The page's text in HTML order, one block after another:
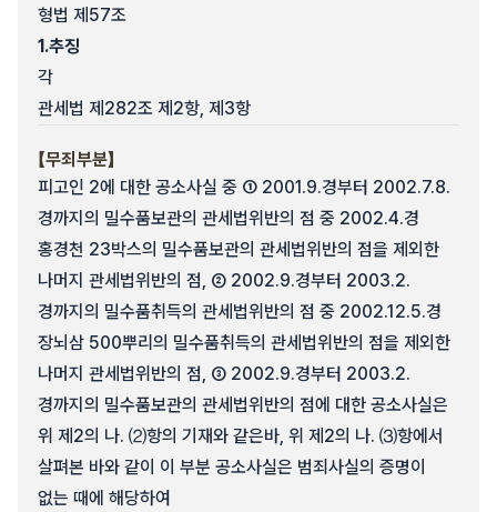
형법 제57조
1.추징
각
관세법 제282조 제2항, 제3항
【무죄부분】
피고인 2에 대한 공소사실 중 ① 2001.9.경부터 2002.7.8.
경까지의 밀수품보관의 관세법위반의 점 중 2002.4.경
홍경천 23박스의 밀수품보관의 관세법위반의 점을 제외한
나머지 관세법위반의 점, ② 2002.9.경부터 2003.2.
경까지의 밀수품취득의 관세법위반의 점 중 2002.12.5.경
장뇌삼 500뿌리의 밀수품취득의 관세법위반의 점을 제외한
나머지 관세법위반의 점, ③ 2002.9.경부터 2003.2.
경까지의 밀수품보관의 관세법위반의 점에 대한 공소사실은
위 제2의 나. ⑵항의 기재와 같은바, 위 제2의 나. ⑶항에서
살펴본 바와 같이 이 부분 공소사실은 범죄사실의 증명이
없는 때에 해당하여